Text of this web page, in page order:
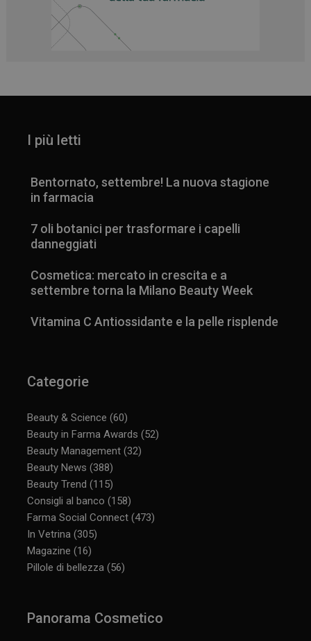
I più letti
Bentornato, settembre! La nuova stagione
in farmacia
7 oli botanici per trasformare i capelli
danneggiati
Cosmetica: mercato in crescita e a
settembre torna la Milano Beauty Week
Vitamina C Antiossidante e la pelle risplende
Categorie
Beauty & Science (60)
Beauty in Farma Awards (52)
Beauty Management (32)
Beauty News (388)
Beauty Trend (115)
Consigli al banco (158)
Farma Social Connect (473)
In Vetrina (305)
Magazine (16)
Pillole di bellezza (56)
Panorama Cosmetico